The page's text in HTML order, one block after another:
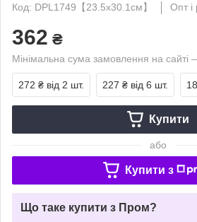
Код: DPL1749【23.5x30.1см】
Опт і
362 ₴
Мінімальна сума замовлення на сайті
272 ₴ від 2 шт. 227 ₴ від 6 шт.
Купити
або
Купити з
Що таке купити з Пром?